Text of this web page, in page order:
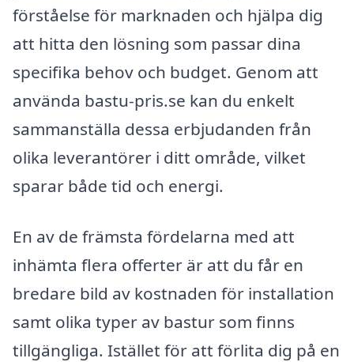
förståelse för marknaden och hjälpa dig
att hitta den lösning som passar dina
specifika behov och budget. Genom att
använda bastu-pris.se kan du enkelt
sammanställa dessa erbjudanden från
olika leverantörer i ditt område, vilket
sparar både tid och energi.
En av de främsta fördelarna med att
inhämta flera offerter är att du får en
bredare bild av kostnaden för installation
samt olika typer av bastur som finns
tillgängliga. Istället för att förlita dig på en